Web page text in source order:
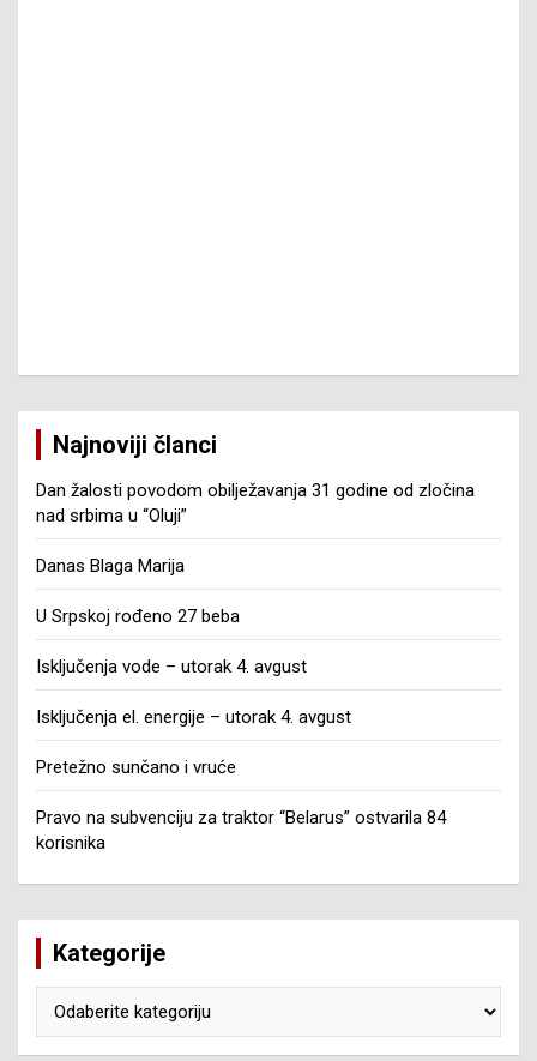
Najnoviji članci
Dan žalosti povodom obilježavanja 31 godine od zločina
nad srbima u “Oluji”
Danas Blaga Marija
U Srpskoj rođeno 27 beba
Isključenja vode – utorak 4. avgust
Isključenja el. energije – utorak 4. avgust
Pretežno sunčano i vruće
Pravo na subvenciju za traktor “Belarus” ostvarila 84
korisnika
Kategorije